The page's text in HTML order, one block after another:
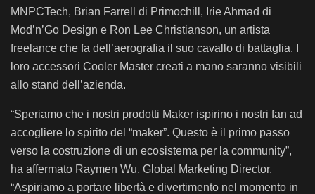
MNPCTech, Brian Farrell di Primochill, Irie Ahmad di
Mod’n’Go Design e Ron Lee Christianson, un artista
freelance che fa dell’aerografia il suo cavallo di battaglia. I
loro accessori Cooler Master creati a mano saranno visibili
allo stand dell’azienda.
“Speriamo che i nostri prodotti Maker ispirino i nostri fan ad
accogliere lo spirito del “maker”. Questo è il primo passo
verso la costruzione di un ecosistema per la community”,
ha affermato Raymen Wu, Global Marketing Director.
“Aspiriamo a portare libertà e divertimento nel momento in